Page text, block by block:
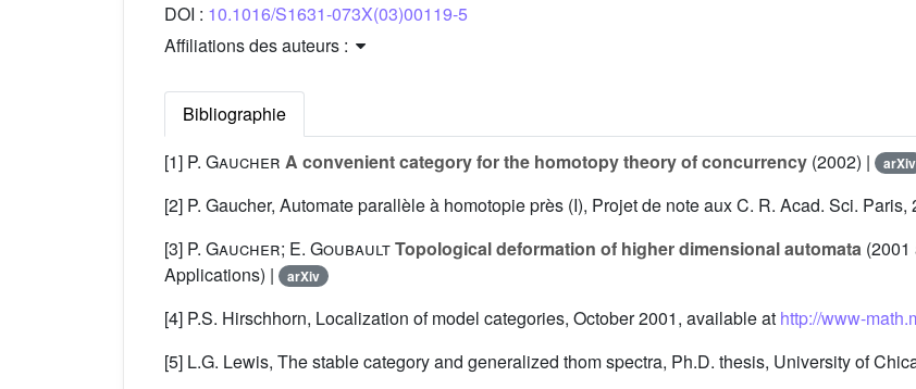
DOI : 10.1016/S1631-073X(03)00119-5
Affiliations des auteurs :
Bibliographie
[1] P. Gaucher A convenient category for the homotopy theory of concurrency (2002) | arXiv
[2] P. Gaucher, Automate parallèle à homotopie près (I), Projet de note aux C. R. Acad. Sci. Paris,
[3] P. Gaucher; E. GoubaultTopological deformation of higher dimensional automata (2001
Applications) |
arXiv
[4] P.S. Hirschhorn, Localization of model categories, October 2001, available at http://www-
[5] L.G. Lewis, The stable category and generalized thom spectra, Ph.D. thesis, University of